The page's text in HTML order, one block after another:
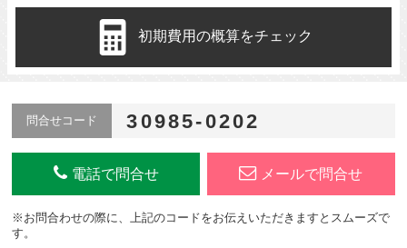
初期費用の概算をチェック
問合せコード 30985-0202
電話で問合せ メールで問合せ
※お問合わせの際に、上記のコードをお伝えいただきますとスムーズで
す。